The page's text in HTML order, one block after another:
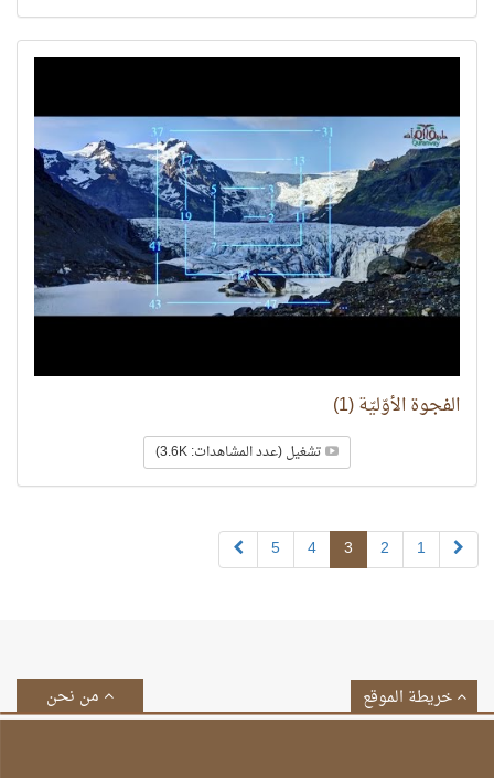
الفجوة الأوّليّة (1)
تشغيل (عدد المشاهدات: 3.6K)
1
2
3
4
5
من نحن خريطة الموقع